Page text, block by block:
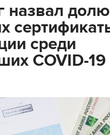
назвал долю
среди
COVID-19